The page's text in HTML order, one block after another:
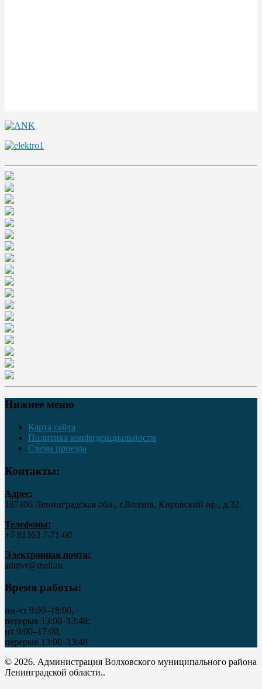
Нижнее меню
Карта сайта
Политика конфиденциальности
Схема проезда
Контакты:
Адрес:
187406 Ленинградская обл., г.Волхов, Кировский пр., д.32.
Телефоны:
+7 81363 7‑71-60
Электронная почта:
admvr@mail.ru
Время работы:
пн-чт 9:00–18:00,
перерыв 13:00–13:48;
пт 9:00–17:00,
перерыв 13:00–13:48
© 2026. Администрация Волховского муниципального района
Ленинградской области..